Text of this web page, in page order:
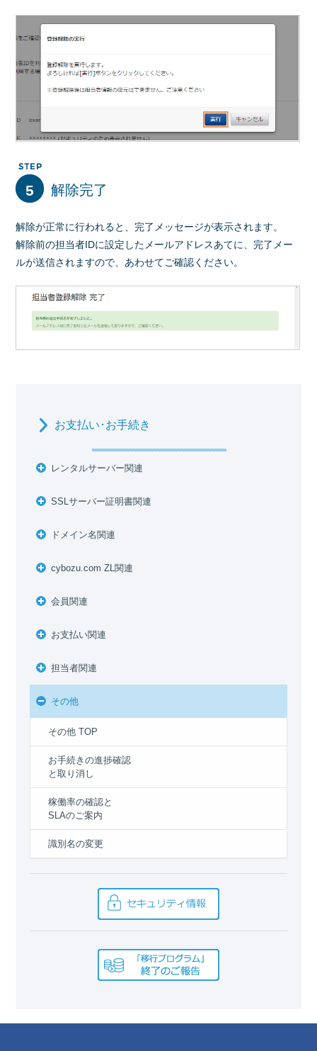
5 解除完了
解除が正常に行われると、完了メッセージが表示されます。
解除前の担当者IDに設定したメールアドレスあてに、完了メー
ルが送信されますので、あわせてご確認ください。
お支払い･お手続き
レンタルサーバー関連
SSLサーバー証明書関連
ドメイン名関連
cybozu.com ZL関連
会員関連
お支払い関連
担当者関連
その他
その他 TOP
お手続きの進捗確認
と取り消し
稼働率の確認と
SLAのご案内
識別名の変更